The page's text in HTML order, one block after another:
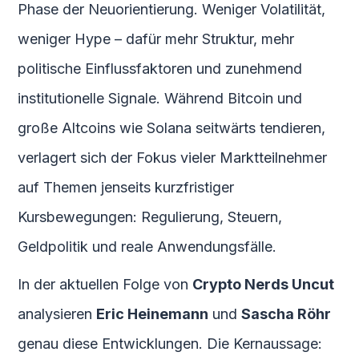
Phase der Neuorientierung. Weniger Volatilität,
weniger Hype – dafür mehr Struktur, mehr
politische Einflussfaktoren und zunehmend
institutionelle Signale. Während Bitcoin und
große Altcoins wie Solana seitwärts tendieren,
verlagert sich der Fokus vieler Marktteilnehmer
auf Themen jenseits kurzfristiger
Kursbewegungen: Regulierung, Steuern,
Geldpolitik und reale Anwendungsfälle.
In der aktuellen Folge von Crypto Nerds Uncut
analysieren Eric Heinemann undSascha Röhr
genau diese Entwicklungen. Die Kernaussage: